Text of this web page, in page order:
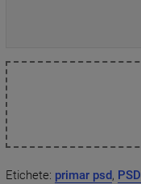
Etichete: primar psd, PSD